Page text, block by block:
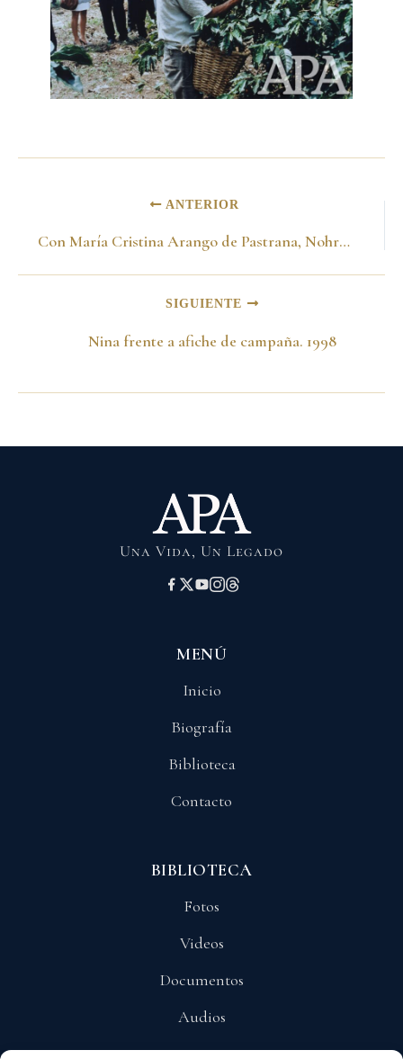
ANTERIOR
Con María Cristina Arango de Pastrana, Nohra de Pastrana, Roberto Arenas y liberales adheridos a la campaña. 1998
SIGUIENTE
Nina frente a afiche de campaña. 1998
Una Vida, Un Legado
MENÚ
Inicio
Biografía
Biblioteca
Contacto
BIBLIOTECA
Fotos
Videos
Documentos
Audios